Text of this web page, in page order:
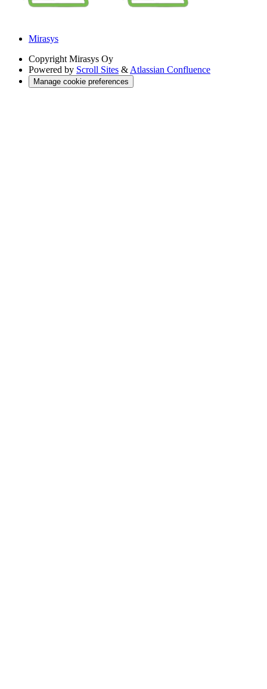
Mirasys
Copyright Mirasys Oy
Powered by Scroll Sites & Atlassian Confluence
Manage cookie preferences